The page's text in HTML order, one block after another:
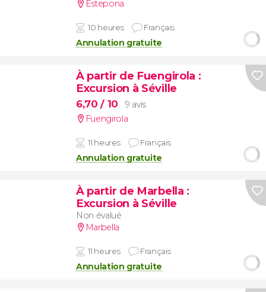
Estepona
10 heures Français
Annulation gratuite
À partir de Fuengirola :
Excursion à Séville
6,70/ 10
9 avis
Fuengirola
11 heures Français
Annulation gratuite
À partir de Marbella :
Excursion à Séville
Non évalué
Marbella
11 heures Français
Annulation gratuite